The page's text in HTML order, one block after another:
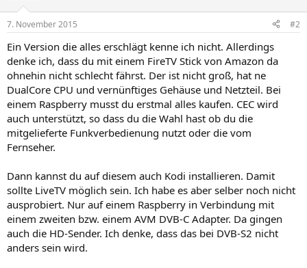
7. November 2015 #2
Ein Version die alles erschlägt kenne ich nicht. Allerdings
denke ich, dass du mit einem FireTV Stick von Amazon da
ohnehin nicht schlecht fährst. Der ist nicht groß, hat ne
DualCore CPU und vernünftiges Gehäuse und Netzteil. Bei
einem Raspberry musst du erstmal alles kaufen. CEC wird
auch unterstützt, so dass du die Wahl hast ob du die
mitgelieferte Funkverbedienung nutzt oder die vom
Fernseher.
Dann kannst du auf diesem auch Kodi installieren. Damit
sollte LiveTV möglich sein. Ich habe es aber selber noch nicht
ausprobiert. Nur auf einem Raspberry in Verbindung mit
einem zweiten bzw. einem AVM DVB-C Adapter. Da gingen
auch die HD-Sender. Ich denke, dass das bei DVB-S2 nicht
anders sein wird.